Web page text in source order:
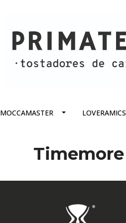
MOCCAMASTER LOVERAMICS
Timemore